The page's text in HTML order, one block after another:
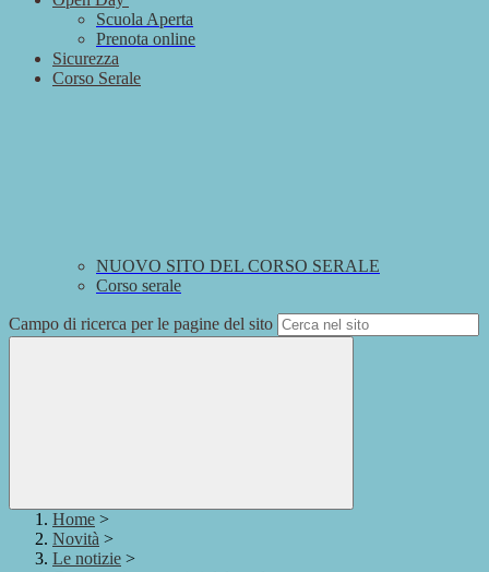
Scuola Aperta
Prenota online
Sicurezza
Corso Serale
NUOVO SITO DEL CORSO SERALE
Corso serale
Campo di ricerca per le pagine del sito
Home >
Novità >
Le notizie >